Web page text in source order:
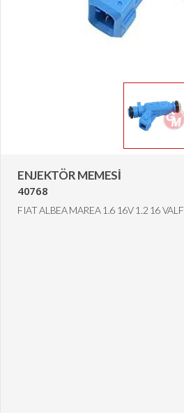
ENJEKTÖR MEMESİ
40768
FIAT ALBEA MAREA 1.6 16V 1.2 16 VALF